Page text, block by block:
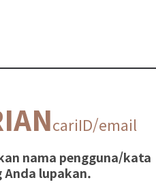
cariID/email
nama pengguna/kata
Anda lupakan.